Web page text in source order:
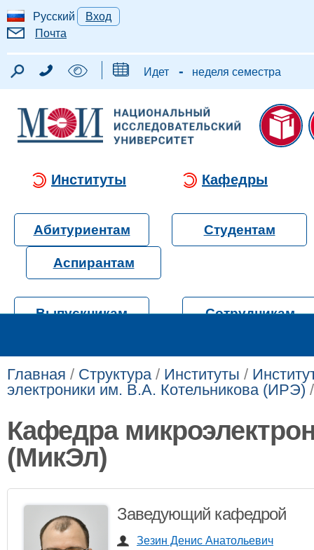
Русский
Вход
Почта
Идет - неделя семестра
Институты Кафедры
Абитуриентам Студентам
Аспирантам
Выпускникам Сотрудникам
Главная / Структура/ Институты /
электроники им. В.А. Котельникова (ИРЭ)
Кафедра
(МикЭл)
Заведующий кафедрой
Зезин Денис Анатольевич